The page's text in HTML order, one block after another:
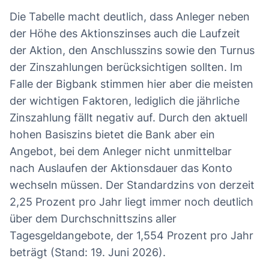
Die Tabelle macht deutlich, dass Anleger neben
der Höhe des Aktionszinses auch die Laufzeit
der Aktion, den Anschlusszins sowie den Turnus
der Zinszahlungen berücksichtigen sollten. Im
Falle der Bigbank stimmen hier aber die meisten
der wichtigen Faktoren, lediglich die jährliche
Zinszahlung fällt negativ auf. Durch den aktuell
hohen Basiszins bietet die Bank aber ein
Angebot, bei dem Anleger nicht unmittelbar
nach Auslaufen der Aktionsdauer das Konto
wechseln müssen. Der Standardzins von derzeit
2,25 Prozent pro Jahr liegt immer noch deutlich
über dem Durchschnittszins aller
Tagesgeldangebote, der 1,554 Prozent pro Jahr
beträgt (Stand: 19. Juni 2026).